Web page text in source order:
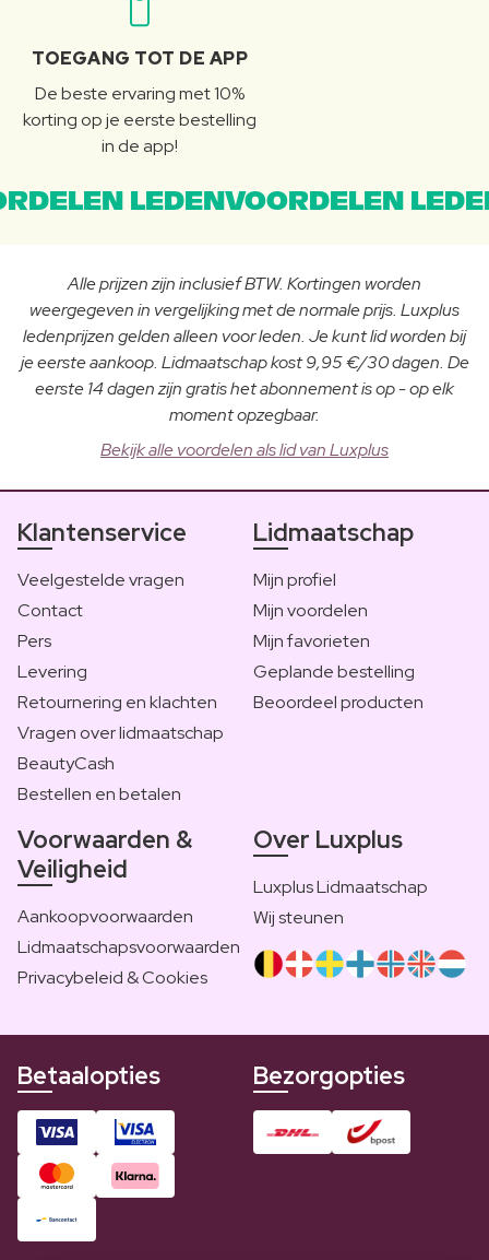
TOEGANG TOT DE APP
De beste ervaring met 10%
korting op je eerste bestelling
in de app!
LEDENVOORDELEN
Alle prijzen zijn inclusief BTW. Kortingen worden
weergegeven in vergelijking met de normale prijs. Luxplus
ledenprijzen gelden alleen voor leden. Je kunt lid worden bij
je eerste aankoop. Lidmaatschap kost 9,95 €/30 dagen. De
eerste 14 dagen zijn gratis het abonnement is op - op elk
moment opzegbaar.
Bekijk alle voordelen als lid van Luxplus
Klantenservice
Veelgestelde vragen
Contact
Pers
Levering
Retournering en klachten
Vragen over lidmaatschap
BeautyCash
Bestellen en betalen
Lidmaatschap
Mijn profiel
Mijn voordelen
Mijn favorieten
Geplande bestelling
Beoordeel producten
Voorwaarden &
Veiligheid
Aankoopvoorwaarden
Lidmaatschapsvoorwaarden
Privacybeleid & Cookies
Over Luxplus
Luxplus Lidmaatschap
Wij steunen
Betaalopties Bezorgopties